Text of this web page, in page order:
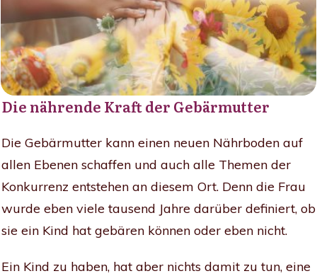
Die nährende Kraft der Gebärmutter
Die Gebärmutter kann einen neuen Nährboden auf
allen Ebenen schaffen und auch alle Themen der
Konkurrenz entstehen an diesem Ort. Denn die Frau
wurde eben viele tausend Jahre darüber definiert, ob
sie ein Kind hat gebären können oder eben nicht.
Ein Kind zu haben, hat aber nichts damit zu tun, eine